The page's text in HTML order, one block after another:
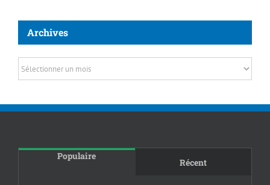
Archives
Archives
Populaire
Récent